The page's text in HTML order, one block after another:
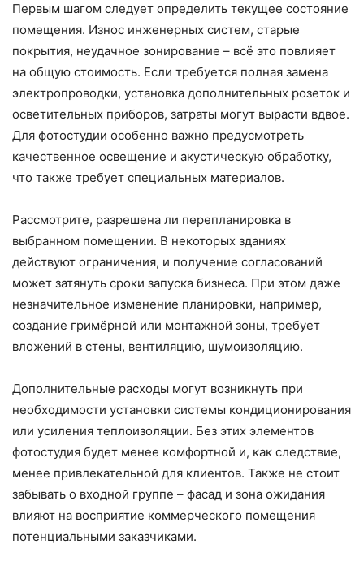
Первым шагом следует определить текущее состояние
помещения. Износ инженерных систем, старые
покрытия, неудачное зонирование – всё это повлияет
на общую стоимость. Если требуется полная замена
электропроводки, установка дополнительных розеток и
осветительных приборов, затраты могут вырасти вдвое.
Для фотостудии особенно важно предусмотреть
качественное освещение и акустическую обработку,
что также требует специальных материалов.
Рассмотрите, разрешена ли перепланировка в
выбранном помещении. В некоторых зданиях
действуют ограничения, и получение согласований
может затянуть сроки запуска бизнеса. При этом даже
незначительное изменение планировки, например,
создание гримёрной или монтажной зоны, требует
вложений в стены, вентиляцию, шумоизоляцию.
Дополнительные расходы могут возникнуть при
необходимости установки системы кондиционирования
или усиления теплоизоляции. Без этих элементов
фотостудия будет менее комфортной и, как следствие,
менее привлекательной для клиентов. Также не стоит
забывать о входной группе – фасад и зона ожидания
влияют на восприятие коммерческого помещения
потенциальными заказчиками.